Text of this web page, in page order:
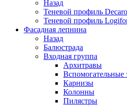
Назад
Теневой профиль Decaro
Теневой профиль
Фасадная лепнина
Назад
Балюстрада
Входная группа
Архитравы
Вспомогательные
Карнизы
Колонны
Пилястры